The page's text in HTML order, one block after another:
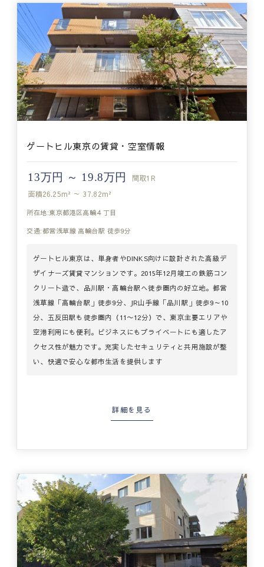
ゲートヒル東京の賃貸・空室情報
13万円 ～ 19.8万円 間取1R
面積26.25m² ～ 37.82m²
所在地:東京都港区高輪４丁目
交通:都営浅草線 高輪台駅 徒歩9分
ゲートヒル東京は、単身者やDINKS向けに設計された高級デ
ザイナーズ賃貸マンションです。2015年12月竣工の鉄筋コン
クリート造で、品川駅・高輪台駅へ徒歩圏内の好立地。都営
浅草線「高輪台駅」徒歩9分、JR山手線「品川駅」徒歩9～10
分、五反田駅も徒歩圏内（11〜12分）で、東京主要エリアや
空港利用にも便利。ビジネスにもプライベートにも適したア
クセス性が魅力です。充実したセキュリティと共用施設が整
い、快適で安心な都市生活を提供します
詳細を見る